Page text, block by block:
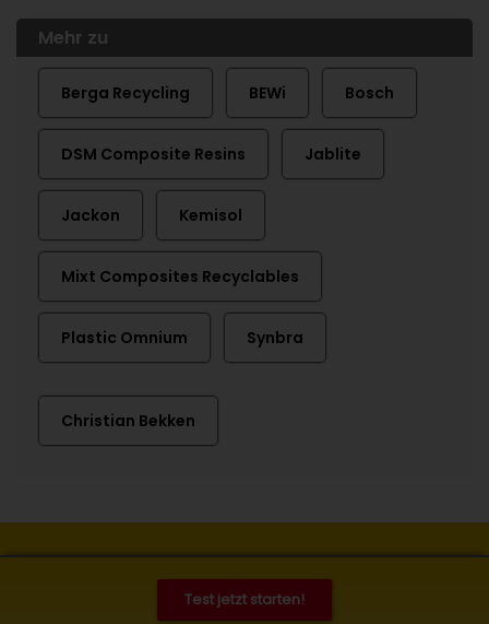
Mehr zu
Berga Recycling BEWi Bosch
DSM Composite Resins Jablite
Jackon Kemisol
Mixt Composites Recyclables
Plastic Omnium Synbra
Christian Bekken
Test jetzt starten!
© 2026 Kunststoff Information, Bad Homburg. Alle Rechte